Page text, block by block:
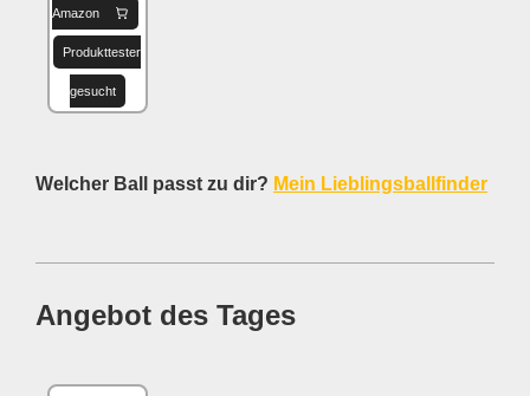
Amazon
Produkttester
gesucht
Welcher Ball passt zu dir? Mein Lieblingsballfinder
Angebot des Tages